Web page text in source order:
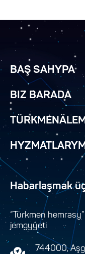
BAŞ SAHYPA
BIZ BARADA
Habarlaşmak
“Türkmen
jemgyýeti
744000,